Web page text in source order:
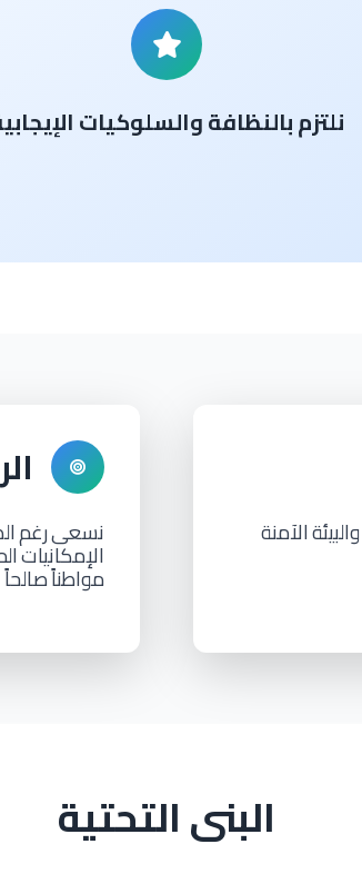
نلتزم بالنظافة والسلوكيات
والبيئةالآمنة نسعىرغم
الإمكانيات
مواطناً
البنى التحتية